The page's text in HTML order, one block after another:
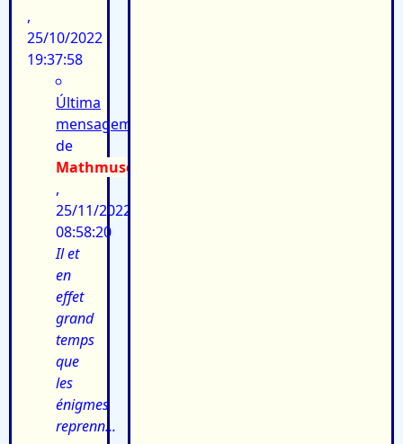
,
25/10/2022
19:37:58
Última
mensagem:
de
Mathmuse
,
25/11/2022
08:58:20
Il et
en
effet
grand
temps
que
les
énigmes
reprenn...